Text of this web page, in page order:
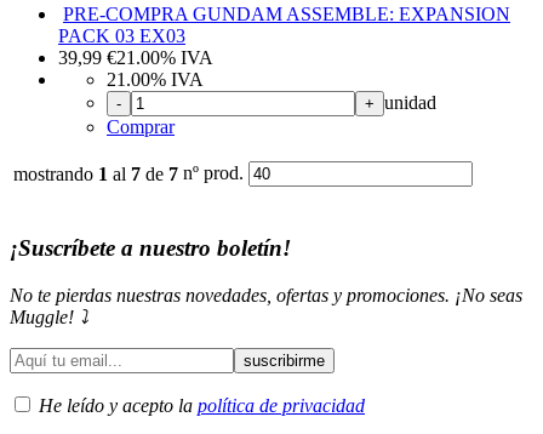
PRE-COMPRA GUNDAM ASSEMBLE: EXPANSION
PACK 03 EX03
39,99 €21.00% IVA
21.00% IVA
- + unidad
Comprar
mostrando 1 al 7 de 7 nº prod.
¡Suscríbete a nuestro boletín!
No te pierdas nuestras novedades, ofertas y promociones. ¡No seas
Muggle! ⤵️
He leído y acepto la política de privacidad